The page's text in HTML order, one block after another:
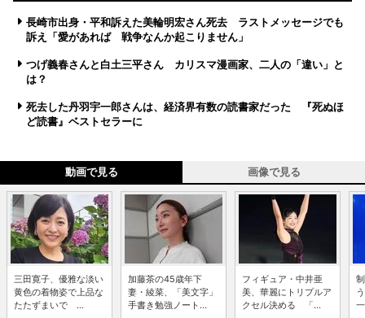
長崎市出身・平和訴えた美輪明宏さん死去 ラストメッセージでも
訴え「愛があれば 戦争なんか起こりません」
つげ義春さんと白土三平さん カリスマ漫画家、二人の「違い」と
は？
死去した丹羽宇一郎さんは、経済界有数の読書家だった 『死ぬほ
ど読書』ベストセラーに
動画で見る 画像で見る
三田寛子、優雅な淡い
黄色の着物姿で上品な
たたずまいで ...
加藤茶の45歳年下
妻・綾菜、「美文字」
手書き勉強ノート...
フィギュア・中井亜
美、華麗にトリプルア
クセル決める 「...